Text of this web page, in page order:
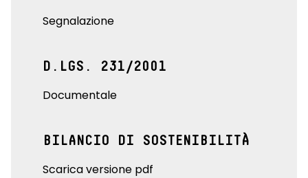
Segnalazione
D.LGS. 231/2001
Documentale
BILANCIO DI SOSTENIBILITÀ
Scarica versione pdf